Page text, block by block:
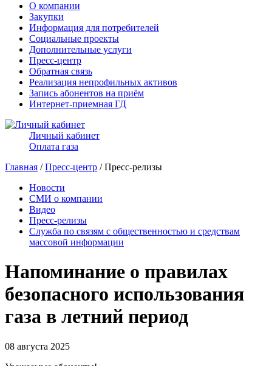
О компании
Закупки
Информация для потребителей
Социальные проекты
Дополнительные услуги
Пресс-центр
Обратная связь
Реализация непрофильных активов
Запись абонентов на приём
Интернет-приемная ГД
Личный кабинет
Оплата газа
Главная /Пресс-центр / Пресс-релизы
Новости
СМИ о компании
Видео
Пресс-релизы
Служба по связям с общественностью и средствам
массовой информации
Напоминание о правилах
безопасного использования
газа в летний период
08 августа 2025